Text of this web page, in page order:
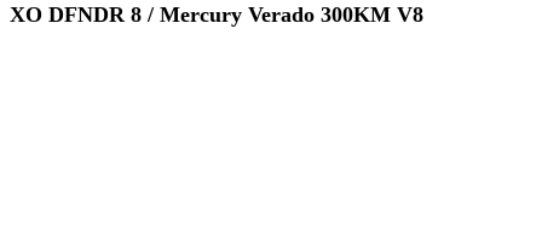
XO DFNDR 8 / Mercury Verado 300KM V8